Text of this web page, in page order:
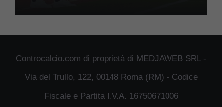
Controcalcio.com di proprietà di MEDJAWEB SRL -
Via del Trullo, 122, 00148 Roma (RM) - Codice
Fiscale e Partita I.V.A. 16750671006